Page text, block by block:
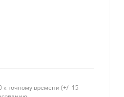
к точному времени (+/- 15